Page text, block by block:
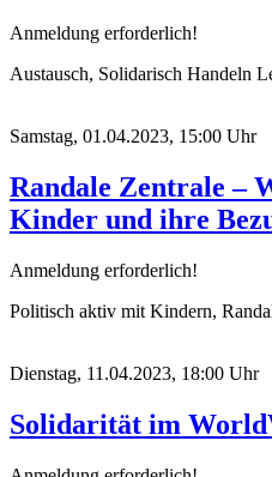
Anmeldung erforderlich!
Austausch, Solidarisch Handeln
Samstag, 01.04.2023, 15:00 Uhr
Randale Zentrale –
Kinder und ihre
Anmeldung erforderlich!
Politisch aktiv mit Kindern,
Dienstag, 11.04.2023, 18:00 Uhr
Solidarität im